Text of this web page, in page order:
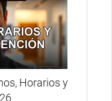
Horarios y